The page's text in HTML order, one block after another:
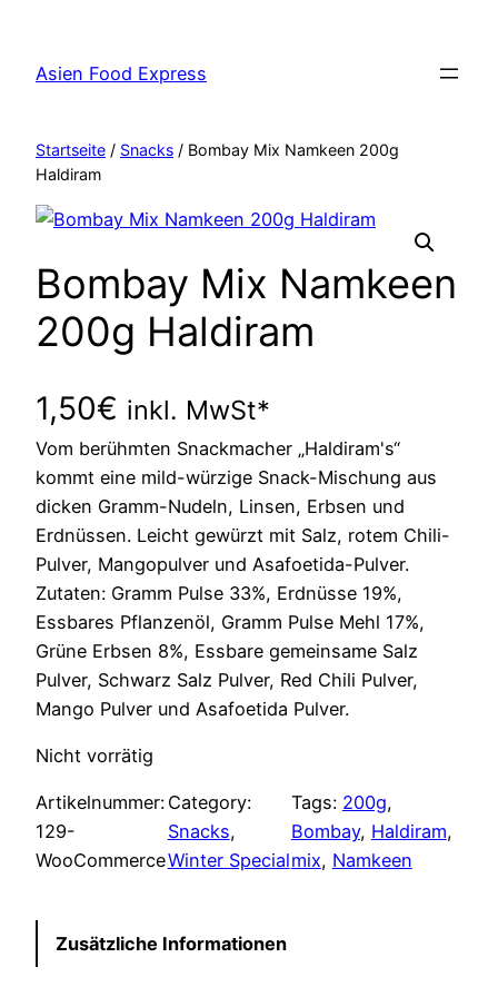
springen
Asien Food Express
Startseite / Snacks / Bombay Mix Namkeen 200g
Haldiram
Bombay Mix Namkeen
200g Haldiram
1,50€ inkl. MwSt*
Vom berühmten Snackmacher „Haldiram's“
kommt eine mild-würzige Snack-Mischung aus
dicken Gramm-Nudeln, Linsen, Erbsen und
Erdnüssen. Leicht gewürzt mit Salz, rotem Chili-
Pulver, Mangopulver und Asafoetida-Pulver.
Zutaten: Gramm Pulse 33%, Erdnüsse 19%,
Essbares Pflanzenöl, Gramm Pulse Mehl 17%,
Grüne Erbsen 8%, Essbare gemeinsame Salz
Pulver, Schwarz Salz Pulver, Red Chili Pulver,
Mango Pulver und Asafoetida Pulver.
Nicht vorrätig
Artikelnummer:
129-
WooCommerce
Category:
Snacks
Winter Special
Tags: 200g
Bombay, Haldiram
mix, Namkeen
Zusätzliche Informationen